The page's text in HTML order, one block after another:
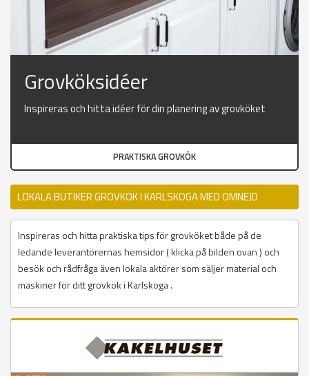
Grovköksidéer
Inspireras och hitta idéer för din planering av grovköket
PRAKTISKA GROVKÖK
LOKALA BUTIKER GROVKÖK I KARLSKOGA MED OMNEJD
Inspireras och hitta praktiska tips för grovköket både på de
ledande leverantörernas hemsidor ( klicka på bilden ovan ) och
besök och rådfråga även lokala aktörer som säljer material och
maskiner för ditt grovkök i Karlskoga .